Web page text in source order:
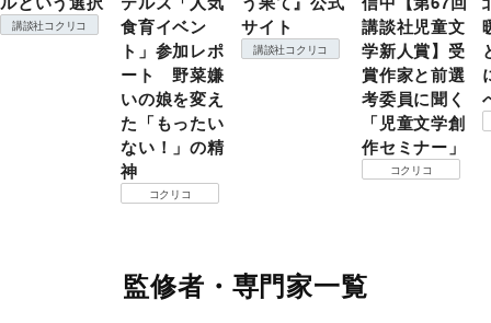
講談社コクリコ
食育イベン
ト」参加レポ
ート 野菜嫌
いの娘を変え
た「もったい
ない！」の精
神
コクリコ
サイト
講談社コクリコ
講談社児童文
学新人賞】受
賞作家と前選
考委員に聞く
「児童文学創
作セミナー」
コクリコ
監修者・専門家一覧